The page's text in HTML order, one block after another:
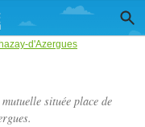
d'Azergues
située place de